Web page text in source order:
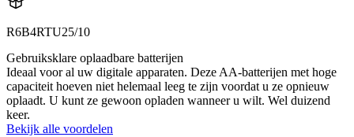
R6B4RTU25/10
Gebruiksklare oplaadbare batterijen
Ideaal voor al uw digitale apparaten. Deze AA-batterijen met hoge
capaciteit hoeven niet helemaal leeg te zijn voordat u ze opnieuw
oplaadt. U kunt ze gewoon opladen wanneer u wilt. Wel duizend
keer.
Bekijk alle voordelen